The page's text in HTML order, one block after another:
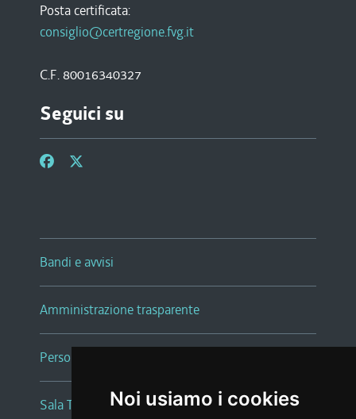
Noi usiamo i cookies
Posta certificata:
consiglio@certregione.fvg.it
C.F. 80016340327
Seguici su
Bandi e avvisi
Amministrazione trasparente
Persone e Uffici
Sala Tiziano Tessitori